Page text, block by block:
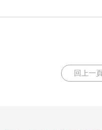
回上一